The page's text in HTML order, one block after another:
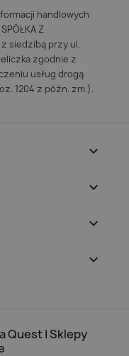
handlowych
Z
z siedzibą przy ul.
zgodnie z
usług drogą
1204 z późn. zm.).
keyboard_arrow_down



Quest | Sklepy